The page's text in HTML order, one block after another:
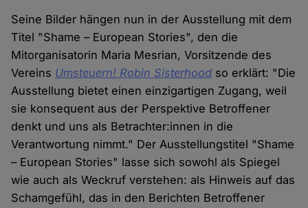
Seine Bilder hängen nun in der Ausstellung mit dem
Titel "Shame – European Stories", den die
Mitorganisatorin Maria Mesrian, Vorsitzende des
Vereins Umsteuern! Robin Sisterhood so erklärt: "Die
Ausstellung bietet einen einzigartigen Zugang, weil
sie konsequent aus der Perspektive Betroffener
denkt und uns als Betrachter:innen in die
Verantwortung nimmt." Der Ausstellungstitel "Shame
– European Stories" lasse sich sowohl als Spiegel
wie auch als Weckruf verstehen: als Hinweis auf das
Schamgefühl, das in den Berichten Betroffener